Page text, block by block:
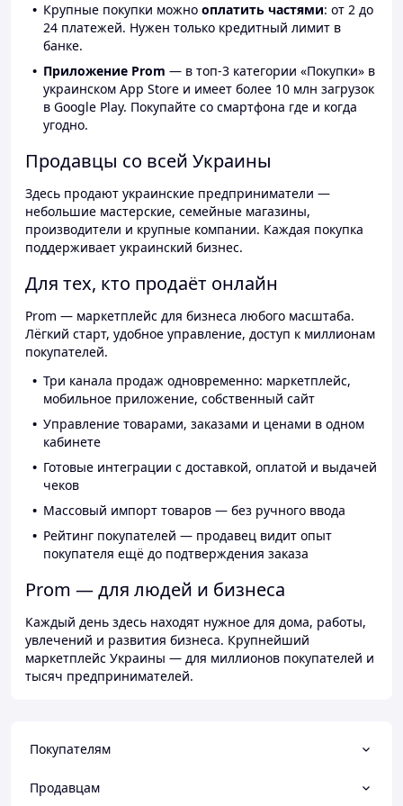
Крупные покупки можно оплатить частями: от 2 до
24 платежей. Нужен только кредитный лимит в
банке.
Приложение Prom — в топ-3 категории «Покупки» в
украинском App Store и имеет более 10 млн загрузок
в Google Play. Покупайте со смартфона где и когда
угодно.
Продавцы со всей Украины
Здесь продают украинские предприниматели —
небольшие мастерские, семейные магазины,
производители и крупные компании. Каждая покупка
поддерживает украинский бизнес.
Для тех, кто продаёт онлайн
Prom — маркетплейс для бизнеса любого масштаба.
Лёгкий старт, удобное управление, доступ к миллионам
покупателей.
Три канала продаж одновременно: маркетплейс,
мобильное приложение, собственный сайт
Управление товарами, заказами и ценами в одном
кабинете
Готовые интеграции с доставкой, оплатой и выдачей
чеков
Массовый импорт товаров — без ручного ввода
Рейтинг покупателей — продавец видит опыт
покупателя ещё до подтверждения заказа
Prom — для людей и бизнеса
Каждый день здесь находят нужное для дома, работы,
увлечений и развития бизнеса. Крупнейший
маркетплейс Украины — для миллионов покупателей и
тысяч предпринимателей.
Покупателям
Продавцам